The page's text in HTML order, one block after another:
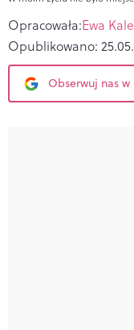
Opracowała:Ewa
Opublikowano:
Obserwuj nas